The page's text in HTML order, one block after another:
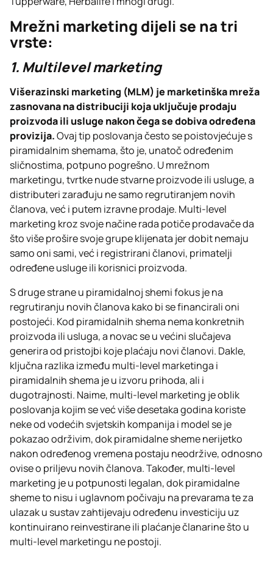
Mrežni marketing dijeli se na tri
vrste:
1. Multilevel marketing
Višerazinski marketing (MLM) je marketinška mreža
zasnovana na distribuciji koja uključuje prodaju
proizvoda ili usluge nakon čega se dobiva određena
provizija.Ovaj tip poslovanja često se poistovjećuje s
piramidalnim shemama, što je, unatoč određenim
sličnostima, potpuno pogrešno. U mrežnom
marketingu, tvrtke nude stvarne proizvode ili usluge, a
distributeri zarađuju ne samo regrutiranjem novih
članova, već i putem izravne prodaje. Multi-level
marketing kroz svoje načine rada potiče prodavače da
što više prošire svoje grupe klijenata jer dobit nemaju
samo oni sami, već i registrirani članovi, primatelji
određene usluge ili korisnici proizvoda.
S druge strane u piramidalnoj shemi fokus je na
regrutiranju novih članova kako bi se financirali oni
postojeći. Kod piramidalnih shema nema konkretnih
proizvoda ili usluga, a novac se u većini slučajeva
generira od pristojbi koje plaćaju novi članovi. Dakle,
ključna razlika između multi-level marketinga i
piramidalnih shema je u izvoru prihoda, ali i
dugotrajnosti. Naime, multi-level marketing je oblik
poslovanja kojim se već više desetaka godina koriste
neke od vodećih svjetskih kompanija i model se je
pokazao održivim, dok piramidalne sheme nerijetko
nakon određenog vremena postaju neodržive, odnosno
ovise o priljevu novih članova. Također, multi-level
marketing je u potpunosti legalan, dok piramidalne
sheme to nisu i uglavnom počivaju na prevarama te za
ulazak u sustav zahtijevaju određenu investiciju uz
kontinuirano reinvestirane ili plaćanje članarine što u
multi-level marketingu ne postoji.